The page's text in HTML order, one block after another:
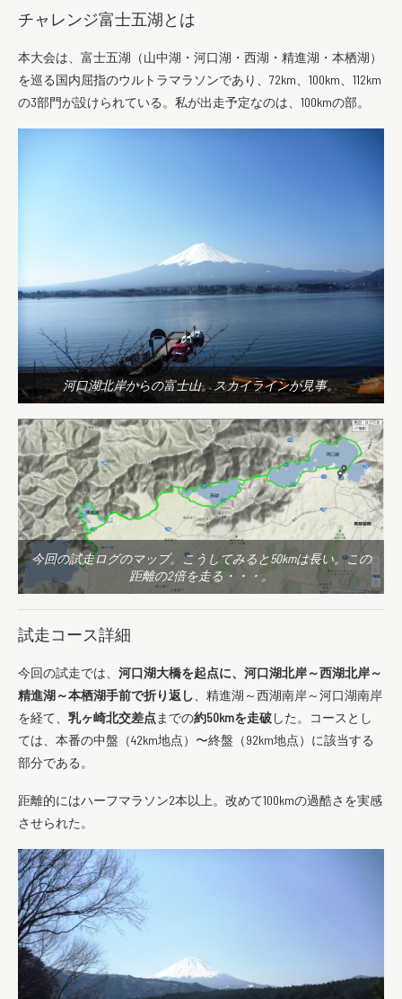
チャレンジ富士五湖とは
本大会は、富士五湖（山中湖・河口湖・西湖・精進湖・本栖湖）
を巡る国内屈指のウルトラマラソンであり、72km、100km、112km
の3部門が設けられている。私が出走予定なのは、100kmの部。
河口湖北岸からの富士山。スカイラインが見事。
今回の試走ログのマップ。こうしてみると50kmは長い。この
距離の2倍を走る・・・。
試走コース詳細
今回の試走では、 河口湖大橋を起点に、河口湖北岸～西湖北岸～
精進湖～本栖湖手前で折り返し、精進湖～西湖南岸～河口湖南岸
を経て、 乳ヶ崎北交差点までの約50kmを走破した。コースとし
ては、本番の中盤（42km地点）〜終盤（92km地点）に該当する
部分である。
距離的にはハーフマラソン2本以上。改めて100kmの過酷さを実感
させられた。